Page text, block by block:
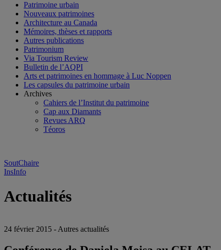
Patrimoine urbain
Nouveaux patrimoines
Architecture au Canada
Mémoires, thèses et rapports
Autres publications
Patrimonium
Via Tourism Review
Bulletin de l’AQPI
Arts et patrimoines en hommage à Luc Noppen
Les capsules du patrimoine urbain
Archives
Cahiers de l’Institut du patrimoine
Cap aux Diamants
Revues ARQ
Téoros
SoutChaire
InsInfo
Actualités
24 février 2015 - Autres actualités